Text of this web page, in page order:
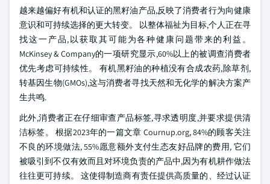
越来越偏好有机和认证的黑籽油产品,反映了消费者行为向健康
意识和可持续选择的更大转变。 以整体福祉为目标,个人正在寻
找这一产品,以获取其可能为各种健康问题带来的利益。
McKinsey & Company的一项研究显示,60%以上的被调查消费者
优先考虑可持续性。 有机黑籽油的种植没有合成农药,除草剂,
转基因生物(GMOs),这与消费者寻找天然和无化学的解决方案产
生共鸣.
此外,消费者正在仔细审查产品标签,寻求透明度,并要求提供清
洁标签。 根据2023年的一篇文章 Cournup.org, 84%的顾客关注
不良的环境做法, 55%愿意额外支付生态友好品牌的费用, 它们
被吸引到不仅有效而且对环境负责的产品中,因为有机耕作做法
往往更可持续。 这使得制造商有责任提供高质量的、经过认证